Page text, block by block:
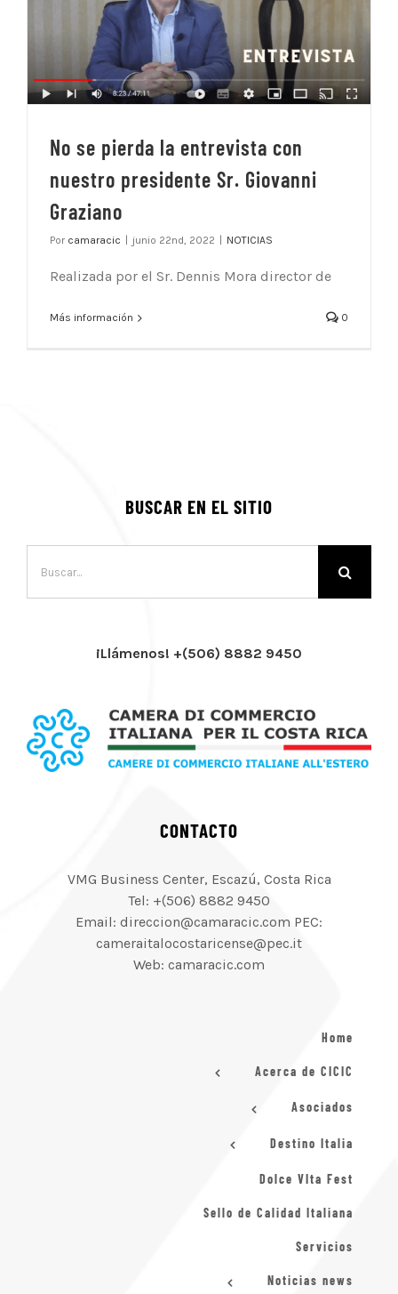
No se pierda la entrevista con
nuestro presidente Sr. Giovanni
Graziano
Por camaracic junio 22nd, 2022 NOTICIAS
Realizada por el Sr. Dennis Mora director de
Más información 0
BUSCAR EN EL SITIO
¡Llámenos! +(506) 8882 9450
CONTACTO
VMG Business Center, Escazú, Costa Rica
Tel: +(506) 8882 9450
Email: direccion@camaracic.com PEC:
cameraitalocostaricense@pec.it
Web: camaracic.com
Home
Acerca de CICIC
Asociados
Destino Italia
Dolce VIta Fest
Sello de Calidad Italiana
Servicios
Noticias news